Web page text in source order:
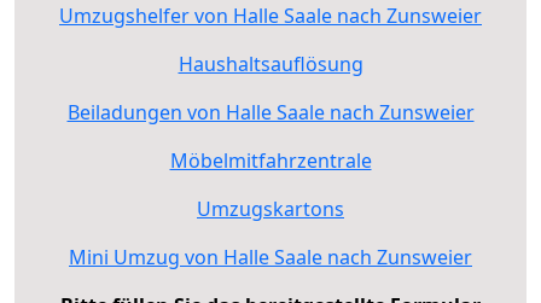
Umzugshelfer von Halle Saale nach Zunsweier
Haushaltsauflösung
Beiladungen von Halle Saale nach Zunsweier
Möbelmitfahrzentrale
Umzugskartons
Mini Umzug von Halle Saale nach Zunsweier